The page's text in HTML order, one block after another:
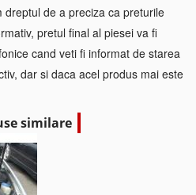
de a preciza ca preturile
pretul final al piesei va fi
cand veti fi informat de starea
dar si daca acel produs mai este
similare